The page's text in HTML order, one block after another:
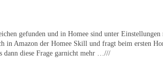
gefunden und in Homee sind unter
in Amazon der Homee Skill und fragt beim ersten
dann diese Frage garnicht mehr …///